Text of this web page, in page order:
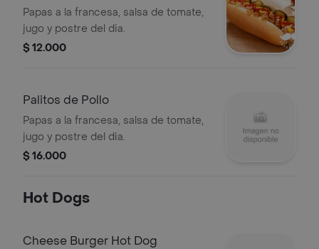
Papas a la francesa, salsa de tomate,
jugo y postre del dia.
$ 12.000
Palitos de Pollo
Papas a la francesa, salsa de tomate,
jugo y postre del dia.
$ 16.000
Hot Dogs
Cheese Burger Hot Dog